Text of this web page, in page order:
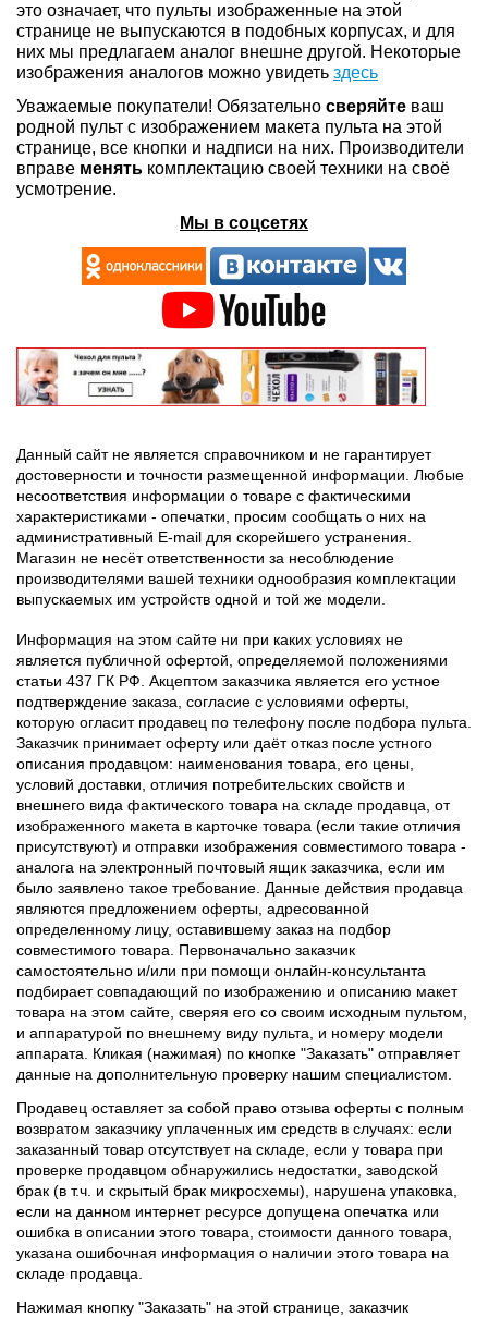
это означает, что пульты изображенные на этой
странице не выпускаются в подобных корпусах, и для
них мы предлагаем аналог внешне другой. Некоторые
изображения аналогов можно увидеть здесь
Уважаемые покупатели! Обязательно сверяйте ваш
родной пульт с изображением макета пульта на этой
странице, все кнопки и надписи на них. Производители
вправе менять комплектацию своей техники на своё
усмотрение.
Мы в соцсетях
Данный сайт не является справочником и не гарантирует
достоверности и точности размещенной информации. Любые
несоответствия информации о товаре с фактическими
характеристиками - опечатки, просим сообщать о них на
административный E-mail для скорейшего устранения.
Магазин не несёт ответственности за несоблюдение
производителями вашей техники однообразия комплектации
выпускаемых им устройств одной и той же модели.
Информация на этом сайте ни при каких условиях не
является публичной офертой, определяемой положениями
статьи 437 ГК РФ. Акцептом заказчика является его устное
подтверждение заказа, согласие с условиями оферты,
которую огласит продавец по телефону после подбора пульта.
Заказчик принимает оферту или даёт отказ после устного
описания продавцом: наименования товара, его цены,
условий доставки, отличия потребительских свойств и
внешнего вида фактического товара на складе продавца, от
изображенного макета в карточке товара (если такие отличия
присутствуют) и отправки изображения совместимого товара -
аналога на электронный почтовый ящик заказчика, если им
было заявлено такое требование. Данные действия продавца
являются предложением оферты, адресованной
определенному лицу, оставившему заказ на подбор
совместимого товара. Первоначально заказчик
самостоятельно и/или при помощи онлайн-консультанта
подбирает совпадающий по изображению и описанию макет
товара на этом сайте, сверяя его со своим исходным пультом,
и аппаратурой по внешнему виду пульта, и номеру модели
аппарата. Кликая (нажимая) по кнопке "Заказать" отправляет
данные на дополнительную проверку нашим специалистом.
Продавец оставляет за собой право отзыва оферты с полным
возвратом заказчику уплаченных им средств в случаях: если
заказанный товар отсутствует на складе, если у товара при
проверке продавцом обнаружились недостатки, заводской
брак (в т.ч. и скрытый брак микросхемы), нарушена упаковка,
если на данном интернет ресурсе допущена опечатка или
ошибка в описании этого товара, стоимости данного товара,
указана ошибочная информация о наличии этого товара на
складе продавца.
Нажимая кнопку "Заказать" на этой странице, заказчик